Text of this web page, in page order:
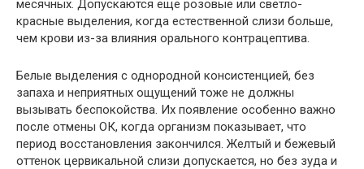
месячных. Допускаются еще розовые или светло-
красные выделения, когда естественной слизи больше,
чем крови из-за влияния орального контрацептива.
Белые выделения с однородной консистенцией, без
запаха и неприятных ощущений тоже не должны
вызывать беспокойства. Их появление особенно важно
после отмены ОК, когда организм показывает, что
период восстановления закончился. Желтый и бежевый
оттенок цервикальной слизи допускается, но без зуда и